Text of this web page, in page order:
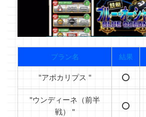
プラン名 結果
"アポカリプス " ⭕️
"ウンディーネ（前半
戦） "
⭕️